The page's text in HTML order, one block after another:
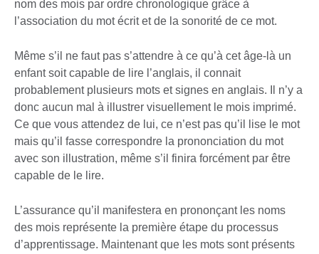
nom des mois par ordre chronologique grâce à
l’association du mot écrit et de la sonorité de ce mot.
Même s’il ne faut pas s’attendre à ce qu’à cet âge-là un
enfant soit capable de lire l’anglais, il connait
probablement plusieurs mots et signes en anglais. Il n’y a
donc aucun mal à illustrer visuellement le mois imprimé.
Ce que vous attendez de lui, ce n’est pas qu’il lise le mot
mais qu’il fasse correspondre la prononciation du mot
avec son illustration, même s’il finira forcément par être
capable de le lire.
L’assurance qu’il manifestera en prononçant les noms
des mois représente la première étape du processus
d’apprentissage. Maintenant que les mots sont présents